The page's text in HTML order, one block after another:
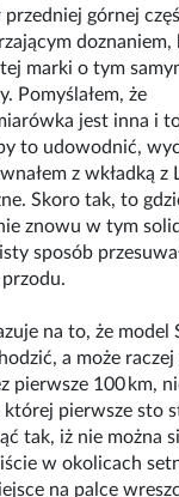
przedniej górnej
doznaniem,
marki o tym
Pomyślałem, że
jest inna i
to udowodnić,
z wkładką z
Skoro tak, to
znowu w tym
sposób
na to, że model
a może raczej
pierwsze 100km,
pierwsze sto
tak, iż nie można
w okolicach
na palce